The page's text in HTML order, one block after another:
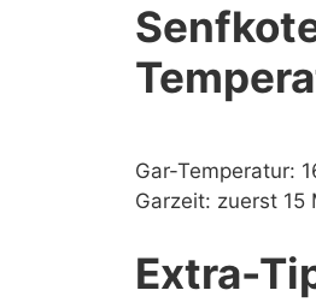
Gar-Temperatur:
Garzeit: zuerst
Extra-